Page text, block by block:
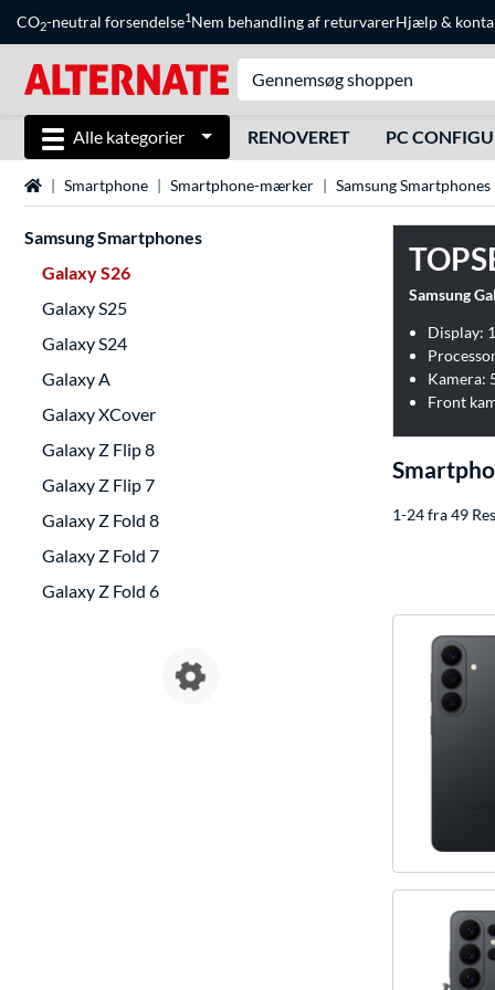
CO2-neutral forsendelse1Nem behandling af returvarerHjælp&
Alle kategorier RENOVERET PC
StartsideSmartphone Smartphone-mærker Samsung Smartphones
Samsung Smartphones
Galaxy S26
Galaxy S25
Galaxy S24
Galaxy A
Galaxy XCover
Galaxy Z Flip 8
Galaxy Z Flip 7
Galaxy Z Fold 8
Galaxy Z Fold 7
Galaxy Z Fold 6
Samsung
Display:
Kamera:
Front
1-24 fra 49